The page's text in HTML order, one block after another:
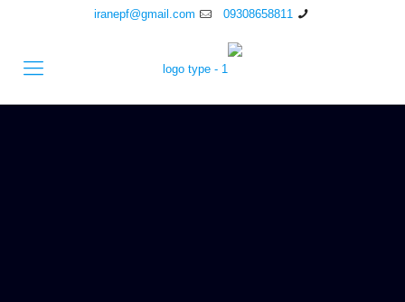
09308658811
iranepf@gmail.com